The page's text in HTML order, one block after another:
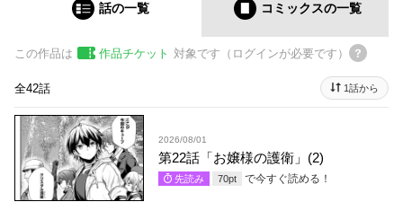
話の一覧 コミックスの一覧
この作品は 作品チケット 対象です（ログインが必要です）
全42話 1話から
2026/08/01
第22話「お嬢様の護衛」(2)
先読み 70pt で今すぐ読める！